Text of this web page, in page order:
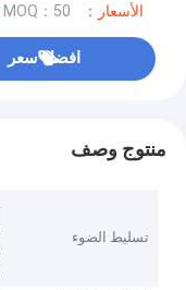
الأسعار：Negociable MOQ：50
افضل سعر
منتوج وصف
تسليط الضوء